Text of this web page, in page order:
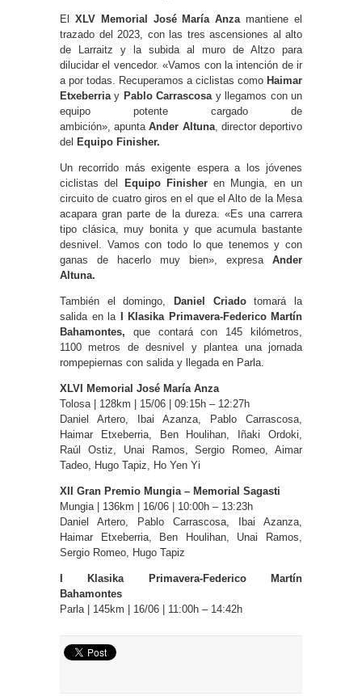
El XLV Memorial José María Anza mantiene el
trazado del 2023, con las tres ascensiones al alto
de Larraitz y la subida al muro de Altzo para
dilucidar el vencedor. «Vamos con la intención de ir
a por todas. Recuperamos a ciclistas como Haimar
Etxeberria y Pablo Carrascosa y llegamos con un
equipo potente cargado de
ambición», apuntaAnder Altuna, director deportivo
del Equipo Finisher.
Un recorrido más exigente espera a los jóvenes
ciclistas del
Equipo Finisheren Mungia, en un
circuito de cuatro giros en el que el Alto de la Mesa
acapara gran parte de la dureza. «Es una carrera
tipo clásica, muy bonita y que acumula bastante
desnivel. Vamos con todo lo que tenemos y con
ganas de hacerlo muy bien», expresa Ander
Altuna.
También el domingo, Daniel Criadotomará la
salida en la
I Klasika Primavera-Federico Martín
Bahamontes, que contará con 145 kilómetros,
1100 metros de desnivel y plantea una jornada
rompepiernas con salida y llegada en Parla.
XLVI Memorial José María Anza
Tolosa | 128km | 15/06 | 09:15h – 12:27h
Daniel Artero, Ibai Azanza, Pablo Carrascosa,
Haimar Etxeberria, Ben Houlihan, Iñaki Ordoki,
Raúl Ostiz, Unai Ramos, Sergio Romeo, Aimar
Tadeo, Hugo Tapiz, Ho Yen Yi
XII Gran Premio Mungia – Memorial Sagasti
Mungia | 136km | 16/06 | 10:00h – 13:23h
Daniel Artero, Pablo Carrascosa, Ibai Azanza,
Haimar Etxeberria, Ben Houlihan, Unai Ramos,
Sergio Romeo, Hugo Tapiz
I Klasika Primavera-Federico Martín
Bahamontes
Parla | 145km | 16/06 | 11:00h – 14:42h